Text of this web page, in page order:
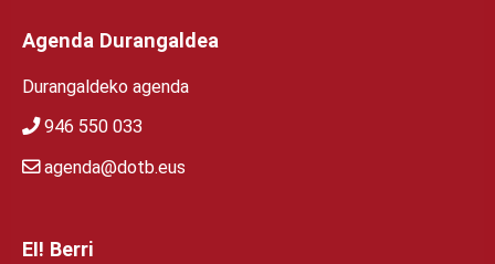
Agenda Durangaldea
Durangaldeko agenda
946 550 033
agenda@dotb.eus
EI! Berri